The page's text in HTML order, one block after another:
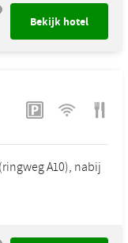
A10), nabij
Bekijk hotel